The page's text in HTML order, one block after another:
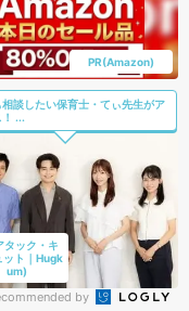
PR(Amazon)
相談したい保育士・てぃ先生がア
！ ...
タック・キ
ット｜Hugk
um)
by